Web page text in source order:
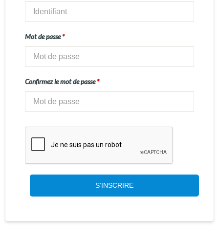
Mot de passe*
Confirmez le mot de passe*
S’INSCRIRE